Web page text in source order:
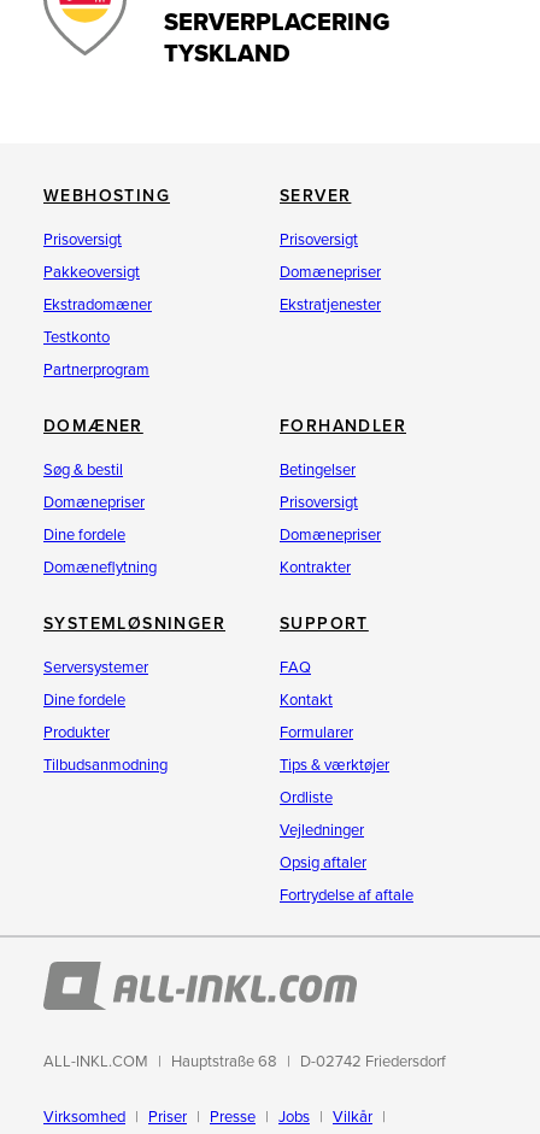
SERVERPLACERING
TYSKLAND
WEBHOSTING
Prisoversigt
Pakkeoversigt
Ekstradomæner
Testkonto
Partnerprogram
SERVER
Prisoversigt
Domænepriser
Ekstratjenester
DOMÆNER
Søg & bestil
Domænepriser
Dine fordele
Domæneflytning
FORHANDLER
Betingelser
Prisoversigt
Domænepriser
Kontrakter
SYSTEMLØSNINGER
Serversystemer
Dine fordele
Produkter
Tilbudsanmodning
SUPPORT
FAQ
Kontakt
Formularer
Tips & værktøjer
Ordliste
Vejledninger
Opsig aftaler
Fortrydelse af aftale
ALL-INKL.COM Hauptstraße 68 D-02742 Friedersdorf
Virksomhed Priser Presse Jobs Vilkår